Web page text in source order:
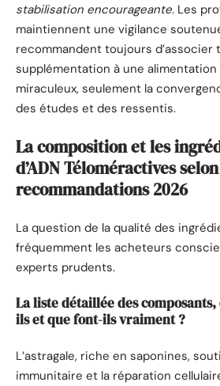
stabilisation encourageante. Les
maintiennent une vigilance
recommandent toujours d’associer
supplémentation à une alimentation
miraculeux, seulement la
des études et des ressentis.
La composition et les
d’ADN Téloméractives
recommandations 2026
La question de la qualité des
fréquemment les acheteurs
experts prudents.
La liste détaillée des composants,
ils et que font-ils vraiment ?
L’astragale, riche en saponines,
immunitaire et la réparation